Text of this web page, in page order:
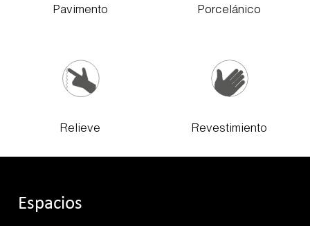
Pavimento Porcelánico
Relieve Revestimiento
Espacios